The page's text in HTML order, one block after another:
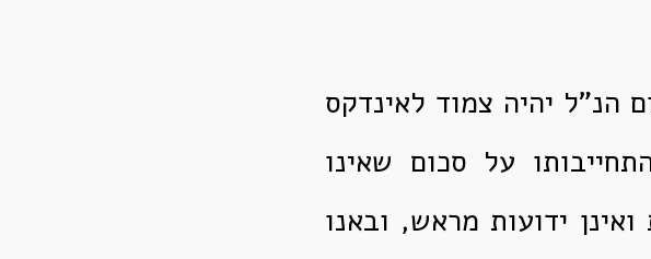
הנ"ל יהיה צמוד לאינדקס
על סכום שאינו
ידועות מראש, ובאנו